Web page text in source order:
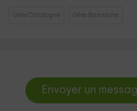
Gites Catalogne Gites Barcelone
Envoyer un